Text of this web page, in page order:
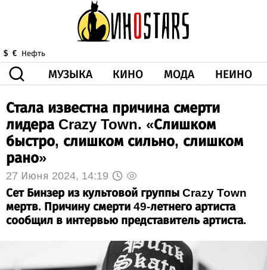
$ € Нефть
МУЗЫКА КИНО МОДА НЕИНО
ЗДОРОВЬЕ КОРОНА ИСКУССТВО
ДРУГОЕ
ВИДЕО
ГОРОСКОП О НАС
Стала известна причина смерти
лидера Crazy Town. «Слишком
быстро, слишком сильно, слишком
рано»
27 Июня 2024, 14:19
Сет Бинзер из культовой группы Crazy Town
мертв. Причину смерти 49-летнего артиста
сообщил в интервью представитель артиста.